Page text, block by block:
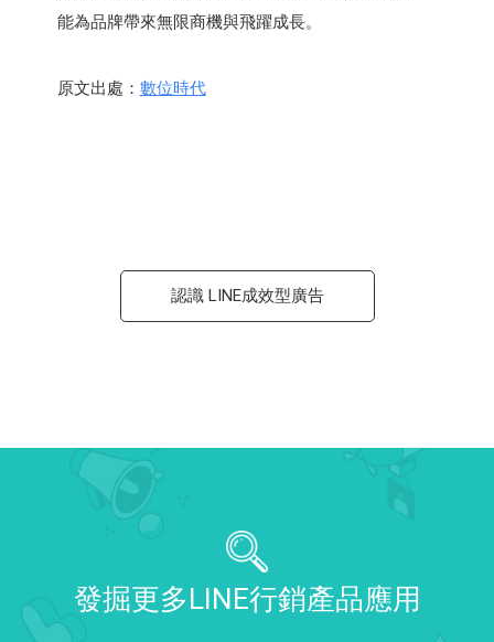
能為品牌帶來無限商機與飛躍成長。
原文出處： 數位時代
認識 LINE成效型廣告
發掘更多LINE行銷產品應用